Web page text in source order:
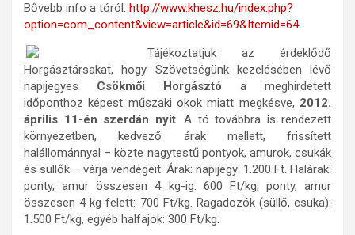
Bővebb info a tóról: http://www.khesz.hu/index.php?
option=com_content&view=article&id=69&Itemid=64
Tájékoztatjuk az érdeklődő
Horgásztársakat, hogy Szövetségünk kezelésében lévő
napijegyes Csökmői Horgásztó a meghirdetett
időponthoz képest műszaki okok miatt megkésve, 2012.
április 11-én szerdán nyit. A tó továbbra is rendezett
környezetben, kedvező árak mellett, frissített
halállománnyal – közte nagytestű pontyok, amurok, csukák
és süllők – várja vendégeit. Árak: napijegy: 1.200 Ft. Halárak:
ponty, amur összesen 4 kg-ig: 600 Ft/kg, ponty, amur
összesen 4 kg felett: 700 Ft/kg. Ragadozók (süllő, csuka):
1.500 Ft/kg, egyéb halfajok: 300 Ft/kg.